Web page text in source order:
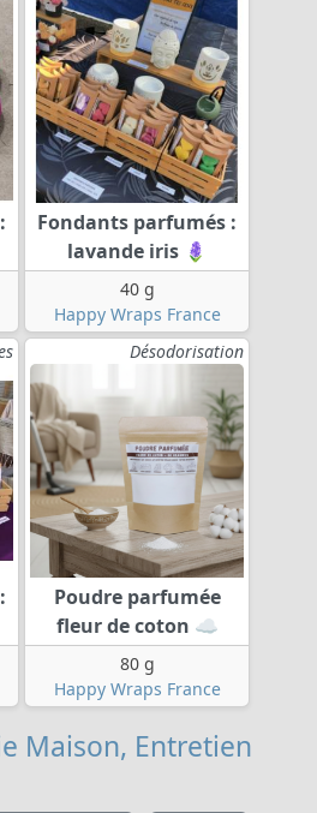
Fondants parfumés :
lavande iris 🪻
40 g
Happy Wraps France
Désodorisation
Poudre parfumée
fleur de coton ☁️
80 g
Happy Wraps France
Maison, Entretien